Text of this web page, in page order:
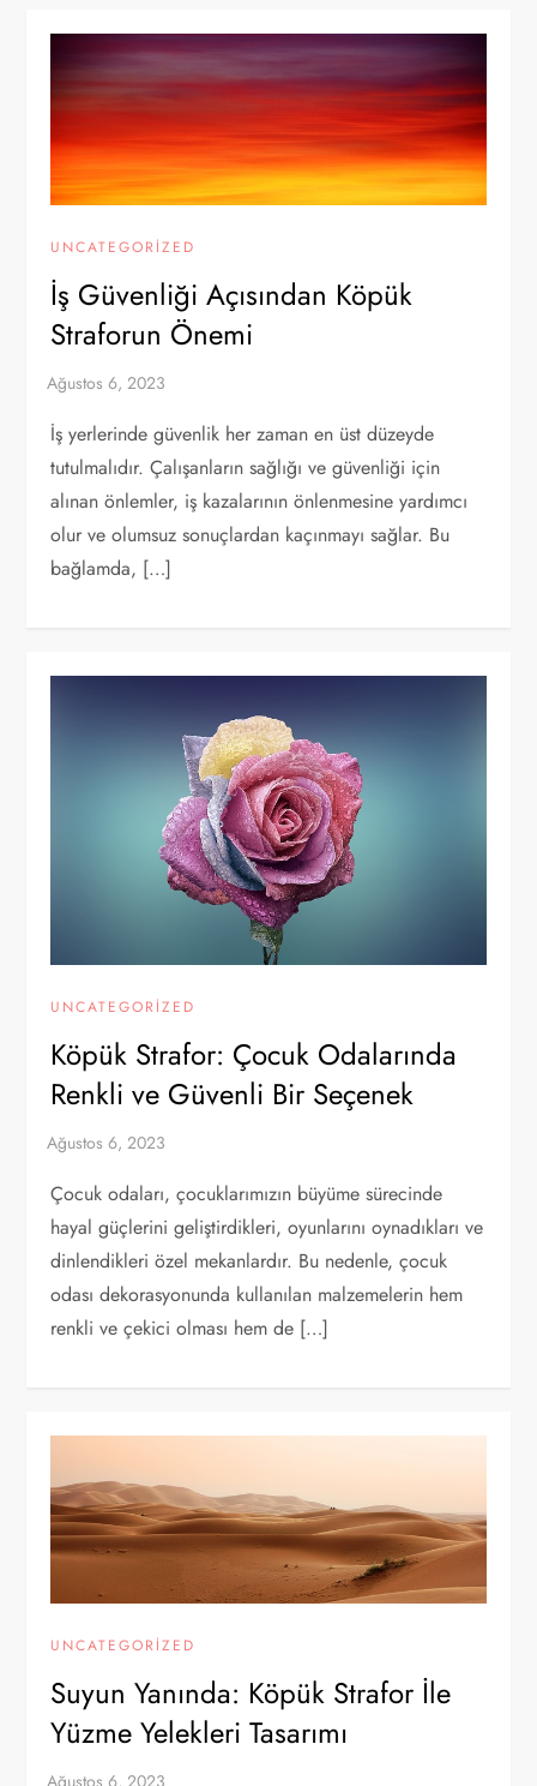
UNCATEGORIZED
İş Güvenliği Açısından Köpük
Straforun Önemi
İş yerlerinde güvenlik her zaman en üst düzeyde
tutulmalıdır. Çalışanların sağlığı ve güvenliği için
alınan önlemler, iş kazalarının önlenmesine yardımcı
olur ve olumsuz sonuçlardan kaçınmayı sağlar. Bu
bağlamda, […]
UNCATEGORIZED
Köpük Strafor: Çocuk Odalarında
Renkli ve Güvenli Bir Seçenek
Çocuk odaları, çocuklarımızın büyüme sürecinde
hayal güçlerini geliştirdikleri, oyunlarını oynadıkları ve
dinlendikleri özel mekanlardır. Bu nedenle, çocuk
odası dekorasyonunda kullanılan malzemelerin hem
renkli ve çekici olması hem de […]
UNCATEGORIZED
Suyun Yanında: Köpük Strafor İle
Yüzme Yelekleri Tasarımı